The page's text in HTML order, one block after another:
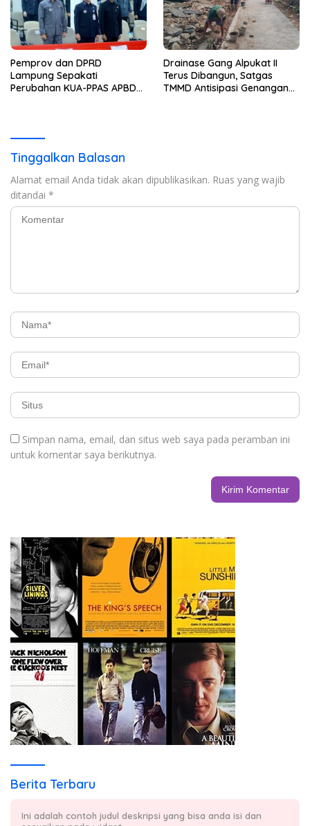
Pemprov dan DPRD
Lampung Sepakati
Perubahan KUA-PPAS APBD
Drainase Gang Alpukat II
Terus Dibangun, Satgas
TMMD Antisipasi Genangan
Tinggalkan Balasan
Alamat email Anda tidak akan dipublikasikan. Ruas yang wajib
ditandai *
Simpan nama, email, dan situs web saya pada peramban ini
untuk komentar saya berikutnya.
Berita Terbaru
Ini adalah contoh judul deskripsi yang bisa anda isi dan